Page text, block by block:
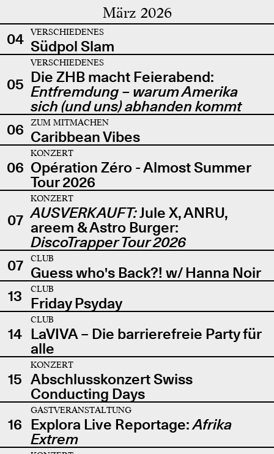
März 2026
04 VERSCHIEDENES
Südpol Slam
05
VERSCHIEDENES
Die ZHB macht Feierabend:
Entfremdung – warum Amerika
sich (und uns) abhanden kommt
06
ZUM MITMACHEN
Caribbean Vibes
06
KONZERT
Opération Zéro - Almost Summer
Tour 2026
07
KONZERT
AUSVERKAUFT:Jule X, ANRU,
areem & Astro Burger:
DiscoTrapper Tour 2026
07
CLUB
Guess who's Back?! w/ Hanna Noir
13
CLUB
Friday Psyday
14
CLUB
LaVIVA – Die barrierefreie Party für
alle
15
KONZERT
Abschlusskonzert Swiss
Conducting Days
16
GASTVERANSTALTUNG
Explora Live Reportage:Afrika
Extrem